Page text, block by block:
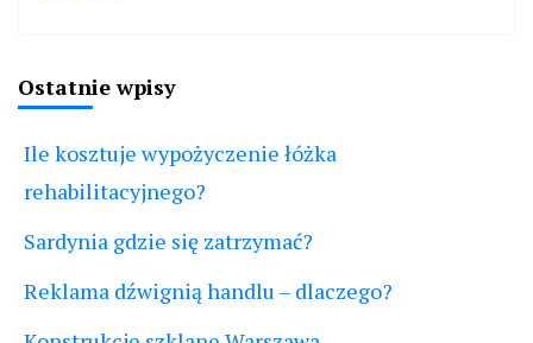
Ostatnie wpisy
Ile kosztuje wypożyczenie łóżka
rehabilitacyjnego?
Sardynia gdzie się zatrzymać?
Reklama dźwignią handlu – dlaczego?